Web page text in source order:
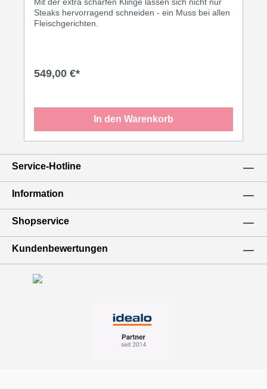
Steaks hervorragend schneiden - ein Muss bei allen
Fleischgerichten.
549,00 €*
In den Warenkorb
Service-Hotline
Information
Shopservice
Kundenbewertungen